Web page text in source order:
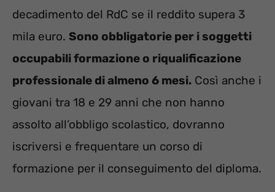
decadimento del RdC se il reddito supera 3
mila euro. Sono obbligatorie per i soggetti
occupabili formazione o riqualificazione
professionale di almeno 6 mesi. Così anche i
giovani tra 18 e 29 anni che non hanno
assolto all’obbligo scolastico, dovranno
iscriversi e frequentare un corso di
formazione per il conseguimento del diploma.